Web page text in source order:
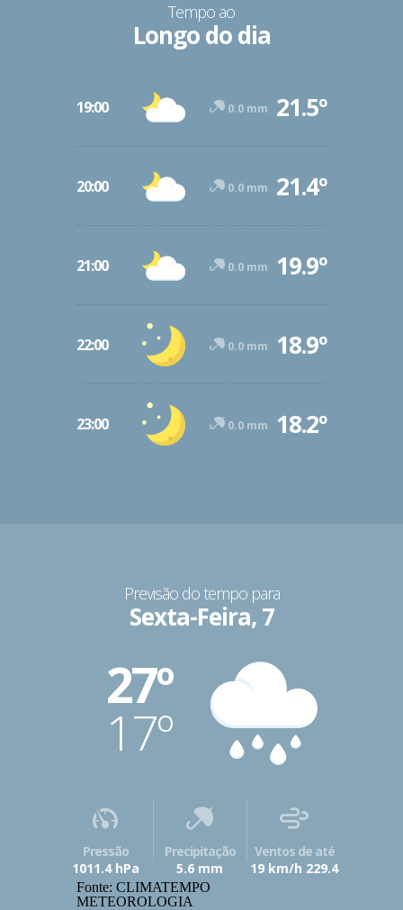
Tempo ao
Longo do dia
19:00 0.0 mm 21.5º
20:00 0.0 mm 21.4º
21:00 0.0 mm 19.9º
22:00 0.0 mm 18.9º
23:00 0.0 mm 18.2º
Previsão do tempo para
Sexta-Feira, 7
27º
17º
Pressão
1011.4 hPa
Precipitação
5.6 mm
Ventos de até
19 km/h 229.4
Fonte: CLIMATEMPO
METEOROLOGIA